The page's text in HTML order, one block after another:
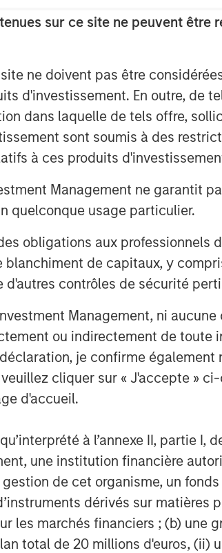
sur ce site ne peuvent être
ne doivent pas être
d'investissement. En outre, de
dans laquelle de tels offre,
sont soumis à des
à ces produits
Management ne garantit
quelconque usage particulier.
obligations aux professionnels
blanchiment de capitaux, y
contrôles de sécurité
Management, ni
ou indirectement de toute
je confirme également
cliquer sur « J'accepte »
d'accueil.
à l’annexe II, partie I,
une institution financière
de cet organisme, un
dérivés sur matières
les marchés financiers ; (b)
total de 20 millions d'euros, (ii)
an offer to buy these
securities in any state or
sale would be unlawful
securities laws of any such
investment professionals
management or
Stanley Investment
long-term investment
suite of investment
worldwide. For
Management,
securities, wealth
With offices in 42
worldwide including
For more